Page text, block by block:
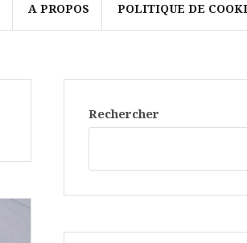
A PROPOS POLITIQUE DE
Rechercher